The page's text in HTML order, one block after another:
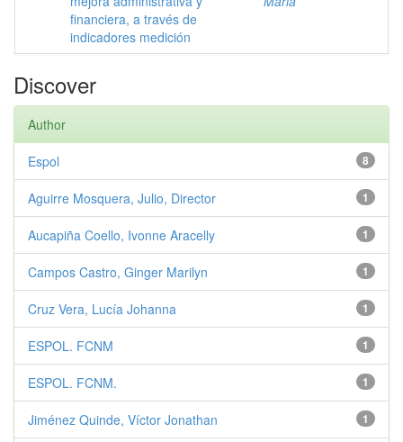
financiera, a través de
indicadores medición
Discover
Author
8
Espol
1
Aguirre Mosquera, Julio, Director
1
Aucapiña Coello, Ivonne Aracelly
1
Campos Castro, Ginger Marilyn
1
Cruz Vera, Lucía Johanna
1
ESPOL. FCNM
1
ESPOL. FCNM.
1
Jiménez Quinde, Víctor Jonathan